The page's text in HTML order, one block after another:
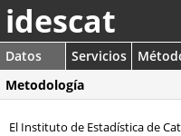
idescat
Datos Servicios
Metodología
El Instituto de Estadística de